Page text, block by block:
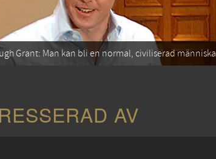
Grant: Man kan bli en normal, civiliserad människa
AV